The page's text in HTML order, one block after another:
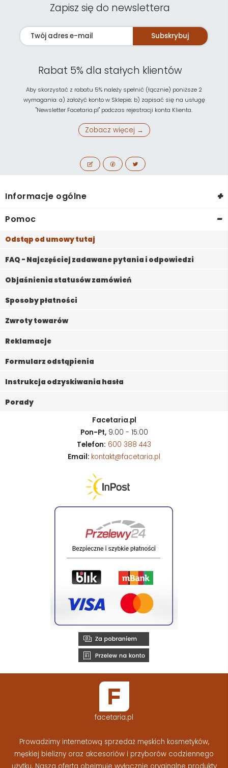
Zapisz się do newslettera
Subskrybuj
Rabat 5% dla stałych klientów
Aby skorzystać z rabatu 5% należy spełnić (łącznie) poniższe 2
wymagania: a) założyć konto w Sklepie; b) zapisać się na usługę
"Newsletter Facetaria.pl" podczas rejestracji konta Klienta.
Zobacz więcej →
Informacje ogólne +
Pomoc -
Odstąp od umowy tutaj
FAQ - Najczęściej zadawane pytania i odpowiedzi
Objaśnienia statusów zamówień
Sposoby płatności
Zwroty towarów
Reklamacje
Formularz odstąpienia
Instrukcja odzyskiwania hasła
Porady
Facetaria.pl
Pon-Pt,9:00 - 15:00
Telefon: 600 388 443
Email: kontakt@facetaria.pl
facetaria.pl
Prowadzimy internetową sprzedaż męskich kosmetyków,
męskiej bielizny oraz akcesoriów i przyborów codziennego